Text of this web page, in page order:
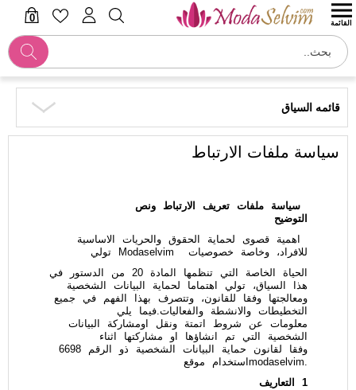
0 القائمة
قائمه السياق
سياسة ملفات الارتباط
سياسة ملفات تعريف الارتباط ونص
التوضيح
اهمية قصوى لحماية الحقوق والحريات الاساسية
للافراد، وخاصة خصوصيات Modaselvim تولي
الحياة الخاصة التي تنظمها المادة 20 من الدستور في
هذا السياق، تولي اهتماما لحماية البيانات الشخصية
ومعالجتها وفقا للقانون، وتتصرف بهذا الفهم في جميع
التخطيطات والانشطة والفعاليات.فيما يلي
معلومات عن شروط اتمتة ونقل اومشاركة البيانات
الشخصية التي تم انشاؤها او مشاركتها اثناء
وفقا لقانون حماية البيانات الشخصية ذو الرقم 6698
.modaselvimاستخدام موقع
1 التعاريف